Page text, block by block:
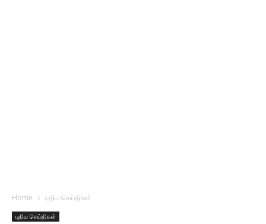
Home புதிய செய்திகள்
புதிய செய்திகள்